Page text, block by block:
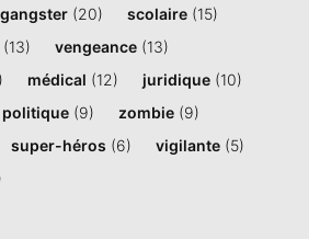
gangster (20) scolaire (15)
(13) vengeance (13)
médical (12) juridique (10)
politique (9) zombie (9)
super-héros (6) vigilante (5)